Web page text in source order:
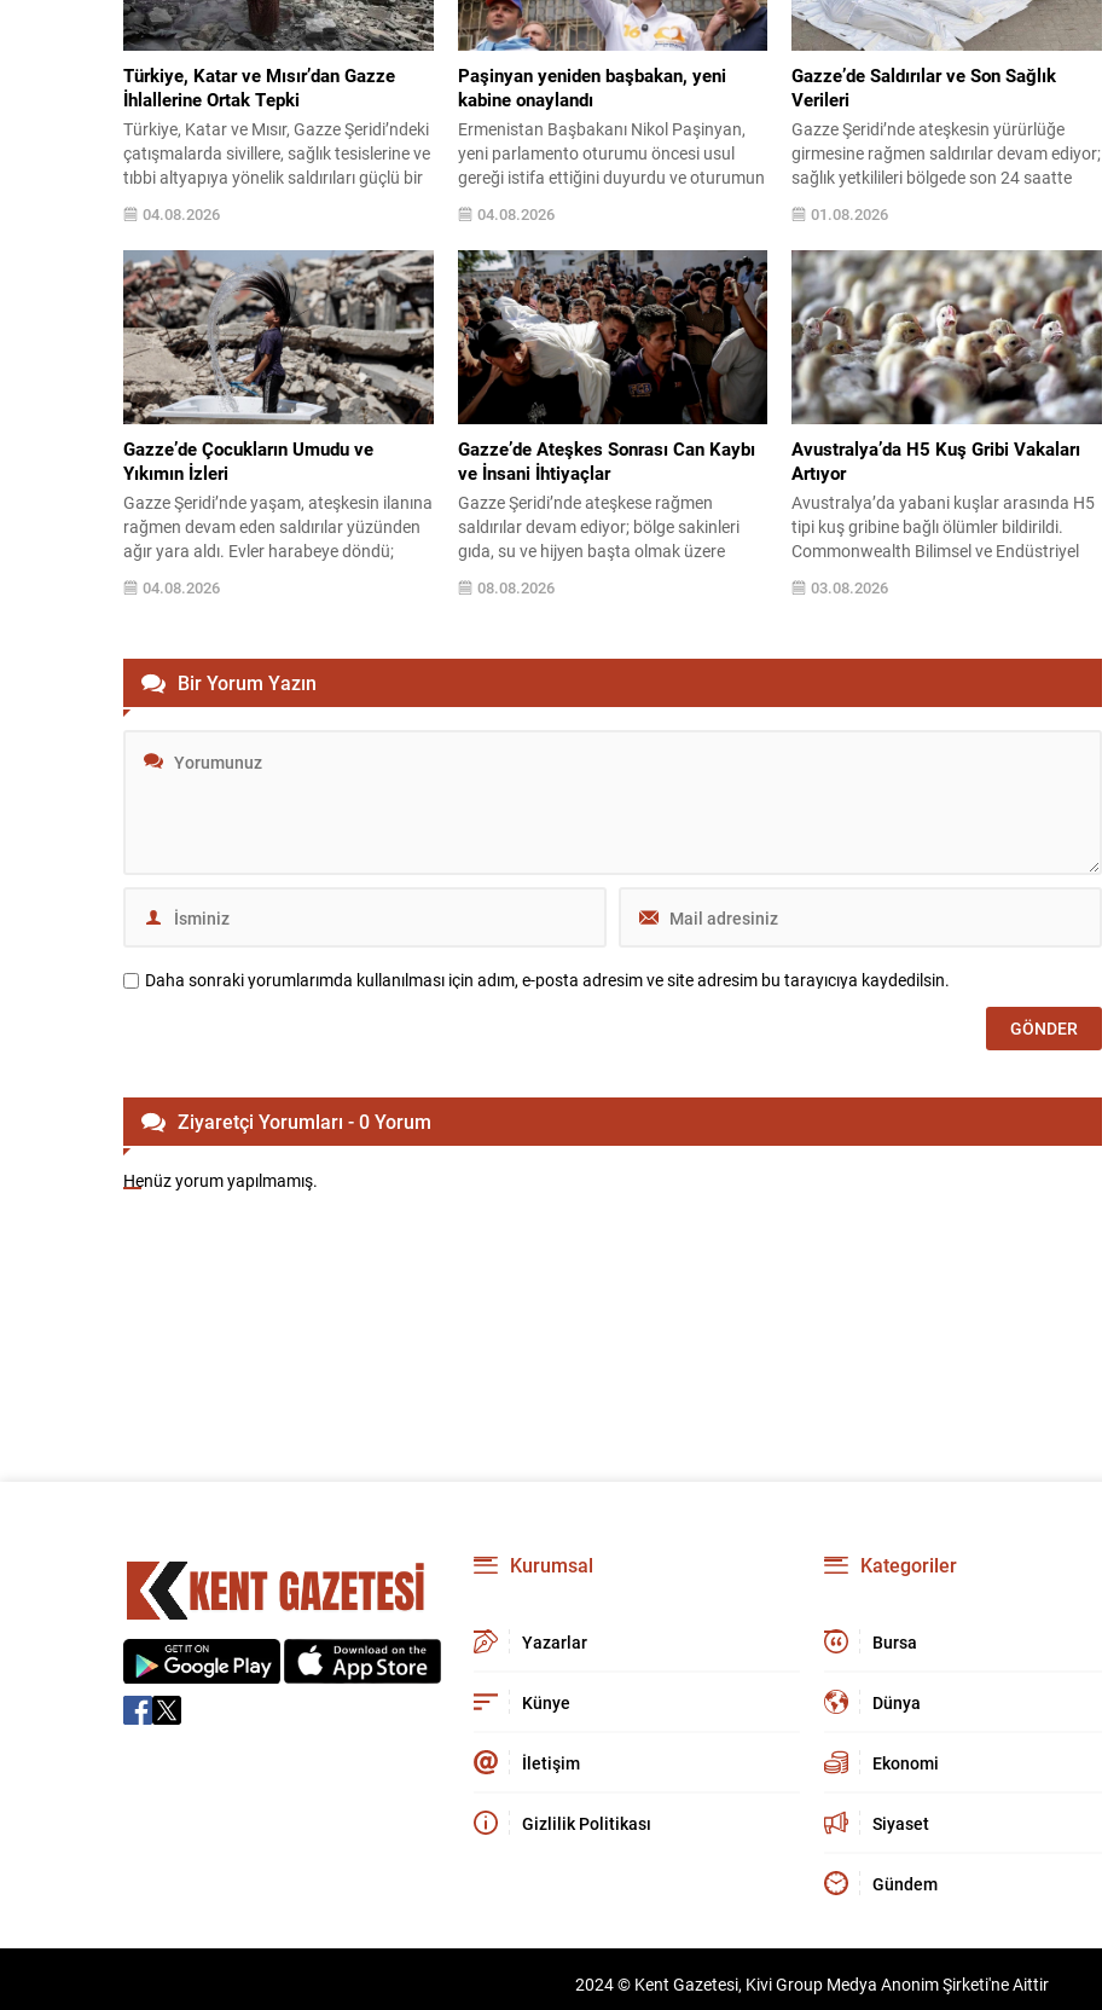
Türkiye, Katar ve Mısır’dan Gazze
İhlallerine Ortak Tepki
Türkiye, Katar ve Mısır, Gazze Şeridi’ndeki
çatışmalarda sivillere, sağlık tesislerine ve
tıbbi altyapıya yönelik saldırıları güçlü bir
şekilde kınadı. Aralarında kadınlar ve
çocukların da bulunduğu sivil kayıpların
artmasının, uluslararası hukuk ve insancıl
hukuka açık bir aykırılık teşkil ettiğini
vurguladılar. Arabulucu ülkeler, Hamas ve
diğer Filistinli grupların yol haritasındaki
silah sınırlaması...
04.08.2026
Paşinyan yeniden başbakan, yeni
kabine onaylandı
Ermenistan Başbakanı Nikol Paşinyan,
yeni parlamento oturumu öncesi usul
gereği istifa ettiğini duyurdu ve oturumun
ardından tekrar başbakanlık görevine
atandı. Cumhurbaşkanı Vahagn
Haçaturyan da Paşinyan’ın sunduğu
kabineyi onayladı. Yeni dönemde birçok
bakan görevlerini korurken, Yüksek
Teknoloji Sanayi Bakanlığı’nda değişiklik
yapıldı: Mkhitar Hayrapetyan’ın yerine
Davit Tadevosyan atandı. Dışişleri Bakanı
Ararat Mirzoyan,...
04.08.2026
Gazze’de Saldırılar ve Son Sağlık
Verileri
Gazze Şeridi’nde ateşkesin yürürlüğe
girmesine rağmen saldırılar devam ediyor;
sağlık yetkilileri bölgede son 24 saatte
hastanelere 2 sivil cenazesi ile 29
yaralının ulaştırıldığını açıkladı. Filistin
Sağlık Bakanlığı verilerine göre, 10
Ekim’de yürürlüğe giren ateşkes
anlaşmasından bu yana yaralı sayısı 4
bin 53e yükseldi, ölü sayısı ise bin 222
olarak kaydedildi....
01.08.2026
Gazze’de Çocukların Umudu ve
Yıkımın İzleri
Gazze Şeridi’nde yaşam, ateşkesin ilanına
rağmen devam eden saldırılar yüzünden
ağır yara aldı. Evler harabeye döndü;
sokaklar enkazla kaplı ve birçok aile en
temel ihtiyaçlarını bile sağlamada güçlük
yaşayan çocuklar ve aileleri, küçük
mutlulukları koruyarak yaralarını
sarmaya çalışıyor. Evlerin Harabeye
04.08.2026
Gazze’de Ateşkes Sonrası Can Kaybı
ve İnsani İhtiyaçlar
Gazze Şeridi’nde ateşkese rağmen
saldırılar devam ediyor; bölge sakinleri
gıda, su ve hijyen başta olmak üzere
temel yaşam ihtiyaçlarından yoksun
şekilde hayatta kalmaya çalışıyorlar.
08.08.2026
Avustralya’da H5 Kuş Gribi Vakaları
Artıyor
Avustralya’da yabani kuşlar arasında H5
tipi kuş gribine bağlı ölümler bildirildi.
Commonwealth Bilimsel ve Endüstriyel
Araştırma Kurumu (CSIRO) tarafından
yapılan testler, South Australia’daki
03.08.2026
Bir Yorum Yazın
Daha sonraki yorumlarımda kullanılması için adım, e-posta adresim ve site adresim bu tarayıcıya kaydedilsin.
Ziyaretçi Yorumları - 0 Yorum
Henüz yorum yapılmamış.
Kurumsal
Yazarlar
Künye
İletişim
Gizlilik Politikası
Kategoriler
Bursa
Dünya
Ekonomi
Siyaset
Gündem
2024 © Kent Gazetesi, Kivi Group Medya Anonim Şirketi'ne Aittir